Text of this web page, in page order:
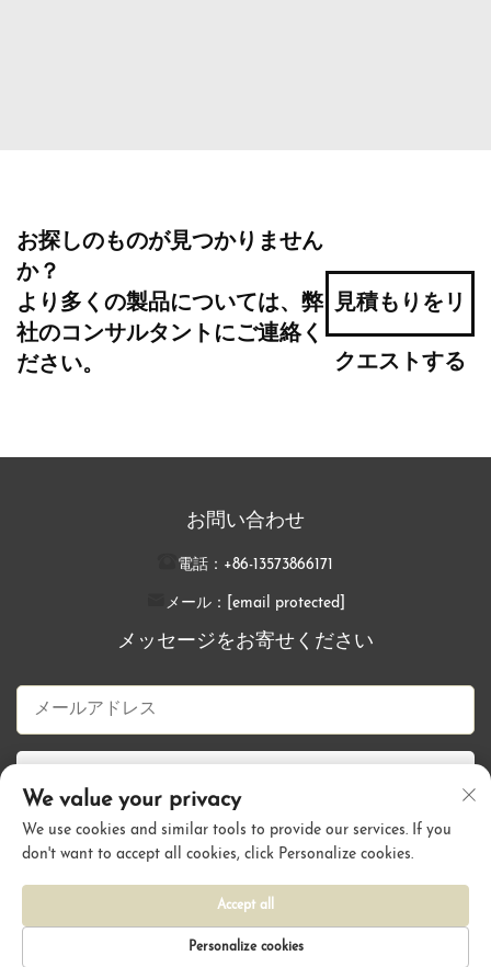
お探しのものが見つかりません
か？
より多くの製品については、弊
社のコンサルタントにご連絡く
ださい。
見積もりをリ
クエストする
お問い合わせ
電話： +86-13573866171
メール： [email protected]
メッセージをお寄せください
プライバシーポリシー
We value your privacy
We use cookies and similar tools to provide our services. If you
don't want to accept all cookies, click Personalize cookies.
Personalize cookies
Accept all